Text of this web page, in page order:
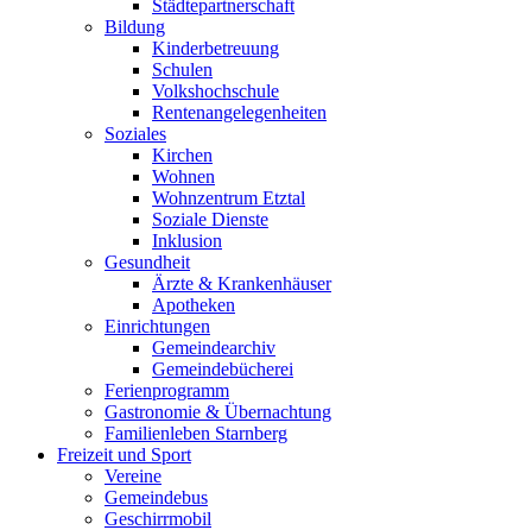
Städtepartnerschaft
Bildung
Kinderbetreuung
Schulen
Volkshochschule
Rentenangelegenheiten
Soziales
Kirchen
Wohnen
Wohnzentrum Etztal
Soziale Dienste
Inklusion
Gesundheit
Ärzte & Krankenhäuser
Apotheken
Einrichtungen
Gemeindearchiv
Gemeindebücherei
Ferienprogramm
Gastronomie & Übernachtung
Familienleben Starnberg
Freizeit und Sport
Vereine
Gemeindebus
Geschirrmobil